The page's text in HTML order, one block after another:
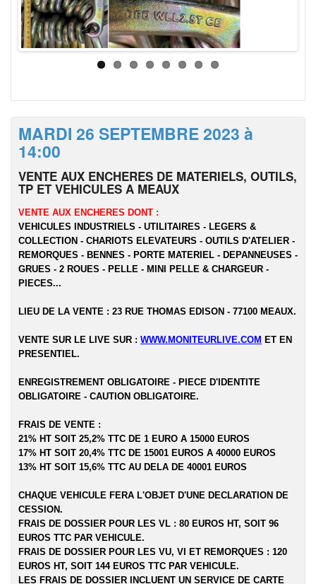
MARDI 26 SEPTEMBRE 2023 à
14:00
VENTE AUX ENCHERES DE MATERIELS, OUTILS,
TP ET VEHICULES A MEAUX
VENTE AUX ENCHERES DONT :
VEHICULES INDUSTRIELS - UTILITAIRES - LEGERS &
COLLECTION - CHARIOTS ELEVATEURS - OUTILS D'ATELIER -
REMORQUES - BENNES - PORTE MATERIEL - DEPANNEUSES -
GRUES - 2 ROUES - PELLE - MINI PELLE & CHARGEUR -
PIECES...
LIEU DE LA VENTE : 23 RUE THOMAS EDISON - 77100 MEAUX.
VENTE SUR LE LIVE SUR : WWW.MONITEURLIVE.COM ET EN
PRESENTIEL.
ENREGISTREMENT OBLIGATOIRE - PIECE D'IDENTITE
OBLIGATOIRE - CAUTION OBLIGATOIRE.
FRAIS DE VENTE :
21% HT SOIT 25,2% TTC DE 1 EURO A 15000 EUROS
17% HT SOIT 20,4% TTC DE 15001 EUROS A 40000 EUROS
13% HT SOIT 15,6% TTC AU DELA DE 40001 EUROS
CHAQUE VEHICULE FERA L'OBJET D'UNE DECLARATION DE
CESSION.
FRAIS DE DOSSIER POUR LES VL : 80 EUROS HT, SOIT 96
EUROS TTC PAR VEHICULE.
FRAIS DE DOSSIER POUR LES VU, VI ET REMORQUES : 120
EUROS HT, SOIT 144 EUROS TTC PAR VEHICULE.
LES FRAIS DE DOSSIER INCLUENT UN SERVICE DE CARTE